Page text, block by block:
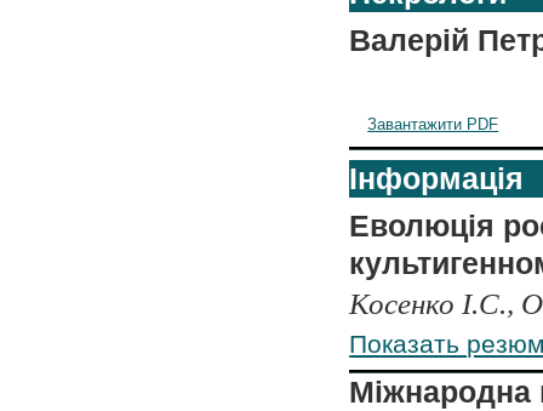
Валерій
Завантажити PDF
Інформація
Еволюція
Косенко І.С.,
Показать
Міжнародна